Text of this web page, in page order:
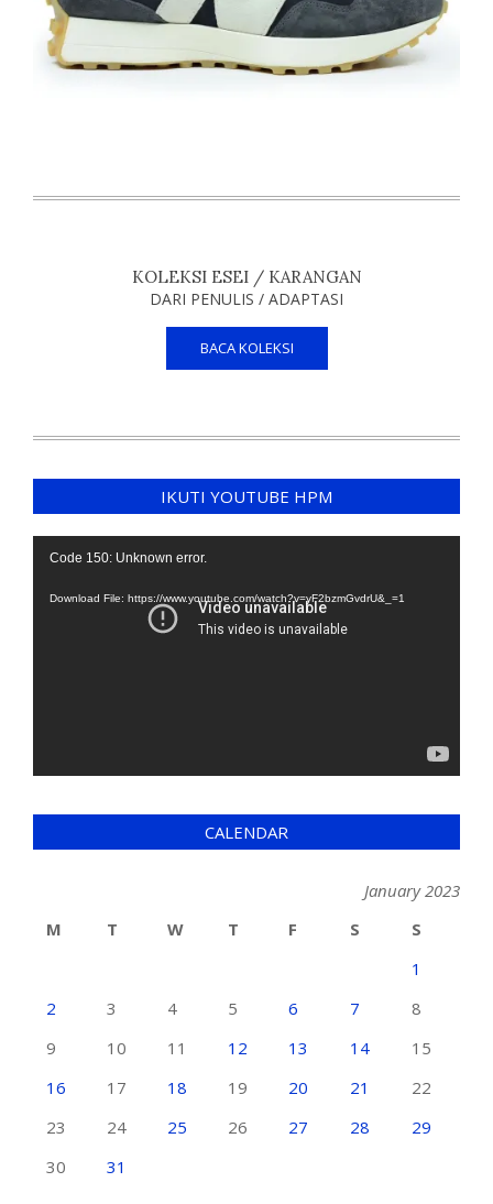
KOLEKSI ESEI / KARANGAN
DARI PENULIS / ADAPTASI
BACA KOLEKSI
IKUTI YOUTUBE HPM
Video
Code 150: Unknown error.
Download File: https://www.youtube.com/watch?v=yF2bzmGvdrU&_=1
CALENDAR
January 2023
M
T W T F S
S
1
2
3 4 5 6 7
8
9
10 11 12 13 14
15
16
17 18 19 20 21
22
23
24 25 26 27 28
29
30
31